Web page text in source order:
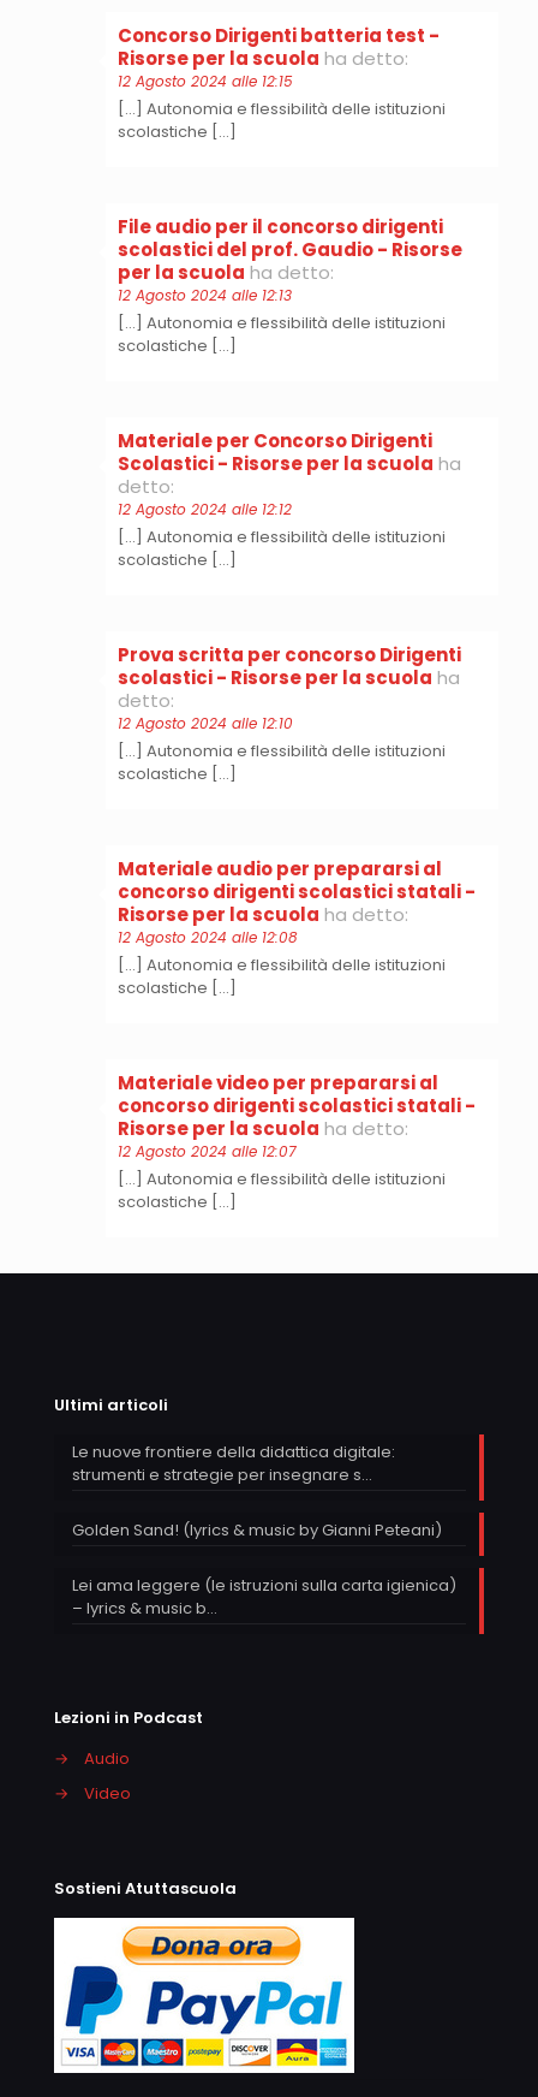
Concorso Dirigenti batteria test -
Risorse per la scuola ha detto:
12 Agosto 2024 alle 12:15
[…] Autonomia e flessibilità delle istituzioni
scolastiche […]
File audio per il concorso dirigenti
scolastici del prof. Gaudio - Risorse
per la scuola ha detto:
12 Agosto 2024 alle 12:13
[…] Autonomia e flessibilità delle istituzioni
scolastiche […]
Materiale per Concorso Dirigenti
Scolastici - Risorse per la scuola ha
detto:
12 Agosto 2024 alle 12:12
[…] Autonomia e flessibilità delle istituzioni
scolastiche […]
Prova scritta per concorso Dirigenti
scolastici - Risorse per la scuola ha
detto:
12 Agosto 2024 alle 12:10
[…] Autonomia e flessibilità delle istituzioni
scolastiche […]
Materiale audio per prepararsi al
concorso dirigenti scolastici statali -
Risorse per la scuola ha detto:
12 Agosto 2024 alle 12:08
[…] Autonomia e flessibilità delle istituzioni
scolastiche […]
Materiale video per prepararsi al
concorso dirigenti scolastici statali -
Risorse per la scuola ha detto:
12 Agosto 2024 alle 12:07
[…] Autonomia e flessibilità delle istituzioni
scolastiche […]
Ultimi articoli
Le nuove frontiere della didattica digitale:
strumenti e strategie per insegnare s…
Golden Sand! (lyrics & music by Gianni Peteani)
Lei ama leggere (le istruzioni sulla carta igienica)
– lyrics & music b…
Lezioni in Podcast
→
Audio
→
Video
Sostieni Atuttascuola